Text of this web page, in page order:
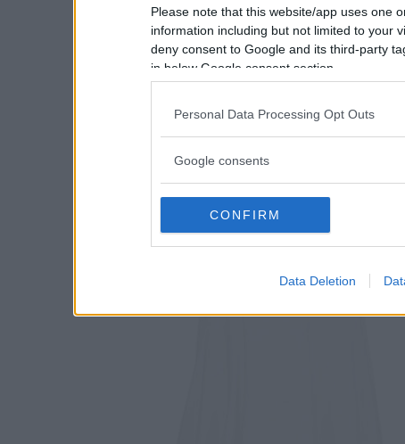
Please note that this website/app uses one
information including but not limited to your
deny consent to Google and its third-party
in below Google consent section.
Personal Data Processing Opt Outs
Google consents
CONFIRM
Data Deletion